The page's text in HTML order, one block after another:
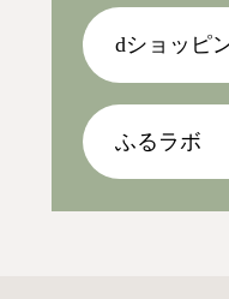
dショッピ
ふるラボ